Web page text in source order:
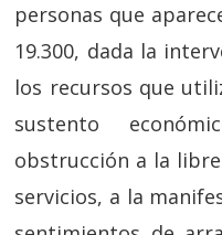
personas que
19.300, dada la
los recursos que
sustento
obstrucción a la
servicios, a la